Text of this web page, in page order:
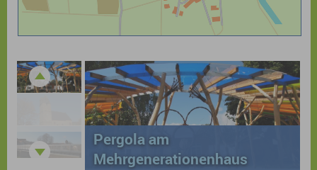
Pergola am
Mehrgenerationenhaus